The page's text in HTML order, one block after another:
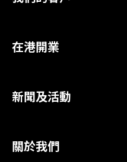
在港開業
新聞及活動
關於我們